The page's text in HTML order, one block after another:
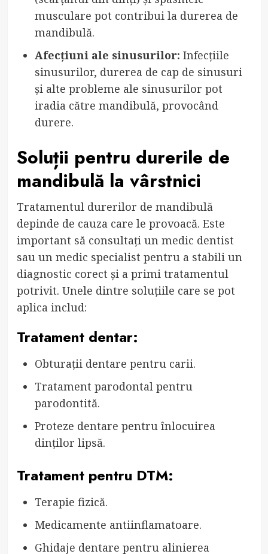
musculare pot contribui la durerea de
mandibulă.
Afecțiuni ale sinusurilor: Infecțiile
sinusurilor, durerea de cap de sinusuri
și alte probleme ale sinusurilor pot
iradia către mandibulă, provocând
durere.
Soluții pentru durerile de
mandibulă la vârstnici
Tratamentul durerilor de mandibulă
depinde de cauza care le provoacă. Este
important să consultați un medic dentist
sau un medic specialist pentru a stabili un
diagnostic corect și a primi tratamentul
potrivit. Unele dintre soluțiile care se pot
aplica includ:
Tratament dentar:
Obturații dentare pentru carii.
Tratament parodontal pentru
parodontită.
Proteze dentare pentru înlocuirea
dinților lipsă.
Tratament pentru DTM:
Terapie fizică.
Medicamente antiinflamatoare.
Ghidaje dentare pentru alinierea